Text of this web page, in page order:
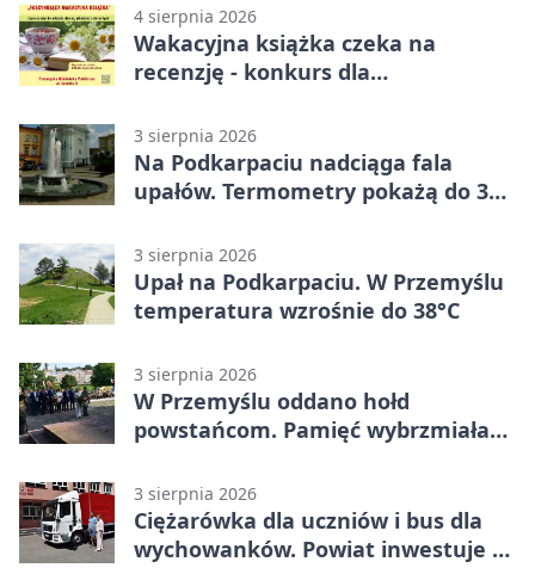
4 sierpnia 2026
Wakacyjna książka czeka na
recenzję - konkurs dla
3 sierpnia 2026
Na Podkarpaciu nadciąga fala
upałów. Termometry pokażą do 36
3 sierpnia 2026
Upał na Podkarpaciu. W Przemyślu
temperatura wzrośnie do 38°C
3 sierpnia 2026
W Przemyślu oddano hołd
powstańcom. Pamięć wybrzmiała
3 sierpnia 2026
Ciężarówka dla uczniów i bus dla
wychowanków. Powiat inwestuje w